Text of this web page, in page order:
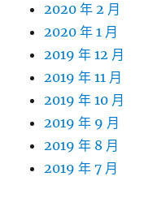
2020 年 2 月
2020 年 1 月
2019 年 12 月
2019 年 11 月
2019 年 10 月
2019 年 9 月
2019 年 8 月
2019 年 7 月